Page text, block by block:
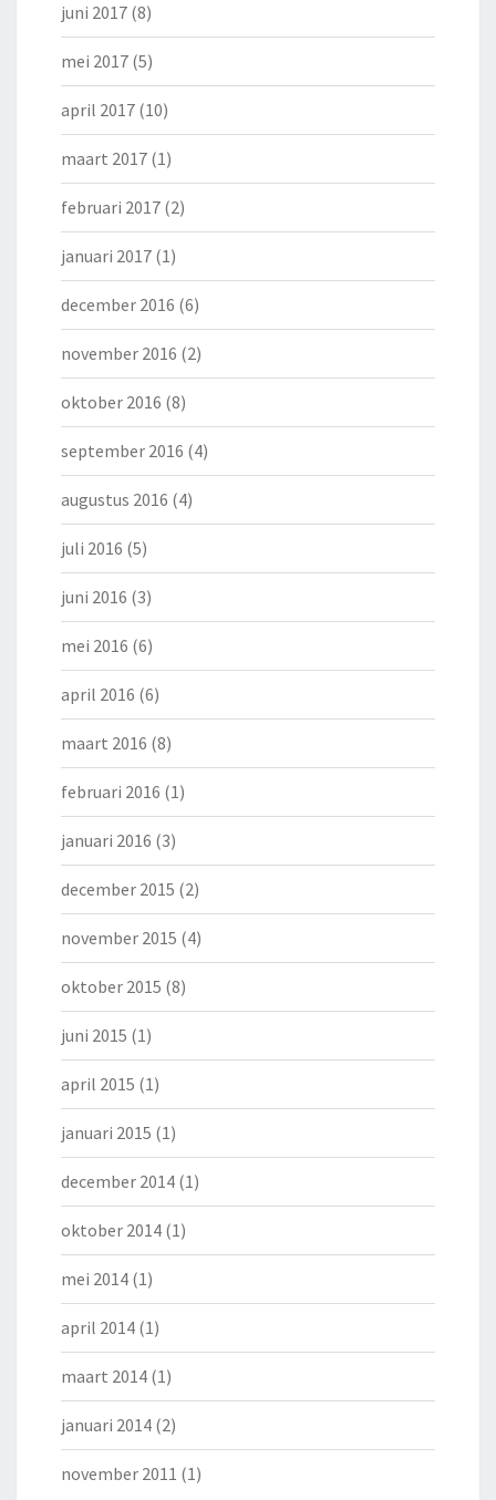
juni 2017 (8)
mei 2017 (5)
april 2017 (10)
maart 2017 (1)
februari 2017 (2)
januari 2017 (1)
december 2016 (6)
november 2016 (2)
oktober 2016 (8)
september 2016 (4)
augustus 2016 (4)
juli 2016 (5)
juni 2016 (3)
mei 2016 (6)
april 2016 (6)
maart 2016 (8)
februari 2016 (1)
januari 2016 (3)
december 2015 (2)
november 2015 (4)
oktober 2015 (8)
juni 2015 (1)
april 2015 (1)
januari 2015 (1)
december 2014 (1)
oktober 2014 (1)
mei 2014 (1)
april 2014 (1)
maart 2014 (1)
januari 2014 (2)
november 2011 (1)